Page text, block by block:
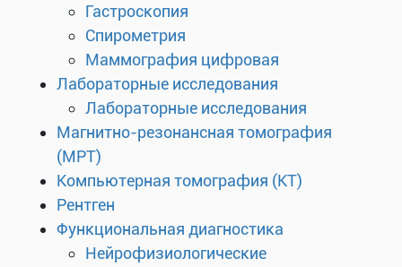
Гастроскопия
Спирометрия
Маммография цифровая
Лабораторные исследования
Лабораторные исследования
Магнитно-резонансная томография
(МРТ)
Компьютерная томография (КТ)
Рентген
Функциональная диагностика
Нейрофизиологические